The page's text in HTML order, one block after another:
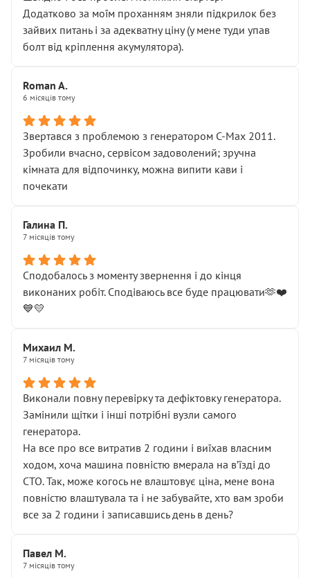
Додатково за моїм проханням зняли підкрилок без
зайвих питань і за адекватну ціну (у мене туди упав
болт від кріплення акумулятора).
Roman A.
6 місяців тому
Звертався з проблемою з генератором C-Max 2011.
Зробили вчасно, сервісом задоволений; зручна
кімната для відпочинку, можна випити кави і
почекати
Галина П.
7 місяців тому
Сподобалось з моменту звернення і до кінця
виконаних робіт. Сподіваюсь все буде працювати🫶❤️
💙💛
Михаил М.
7 місяців тому
Виконали повну перевірку та дефіктовку генератора.
Замінили щітки і інші потрібні вузли самого
генератора.
На все про все витратив 2 години і виїхав власним
ходом, хоча машина повністю вмерала на вʼїзді до
СТО. Так, може когось не влаштовує ціна, мене вона
повністю влаштувала та і не забувайте, хто вам зроби
все за 2 години і записавшись день в день?
Павел М.
7 місяців тому